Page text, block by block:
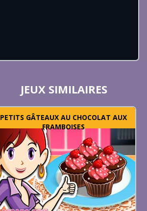
JEUX SIMILAIRES
PETITS GÂTEAUX AU CHOCOLAT AUX
FRAMBOISES